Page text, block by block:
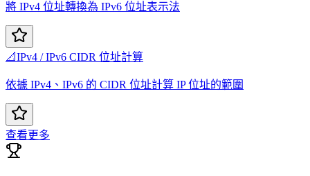
將 IPv4 位址轉換為 IPv6 位址表示法
📐IPv4 / IPv6 CIDR 位址計算
依據 IPv4、IPv6 的 CIDR 位址計算 IP 位址的範圍
查看更多